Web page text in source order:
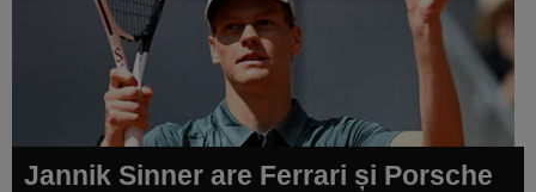
Jannik Sinner are Ferrari și Porsche